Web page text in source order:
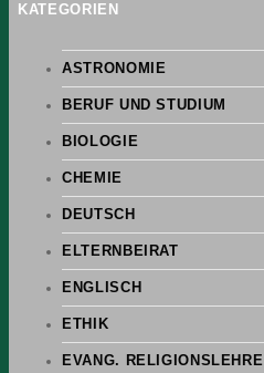
KATEGORIEN
ASTRONOMIE
BERUF UND STUDIUM
BIOLOGIE
CHEMIE
DEUTSCH
ELTERNBEIRAT
ENGLISCH
ETHIK
EVANG. RELIGIONSLEHRE